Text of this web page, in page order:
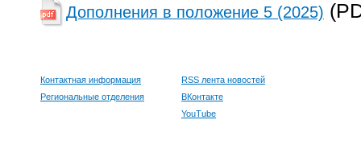
Дополнения в положение 5 (2025)
Контактная информация
Региональные отделения
RSS лента новостей
ВКонтакте
YouTube